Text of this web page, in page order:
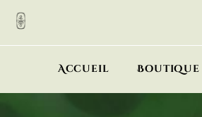
Accueil Boutique